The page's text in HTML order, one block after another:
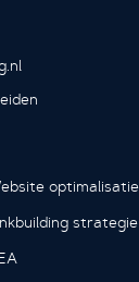
optimalisatie
strategie